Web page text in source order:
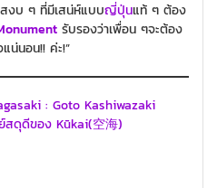
งบ ๆ ที่มีเสน่ห์แบบญี่ปุ่นแท้ ๆ ต้อง
รับรองว่าเพื่อน ๆจะต้อง
น่นอน!! ค่ะ!”
: Goto Kashiwazaki
สดุดีของ Kūkai(空海)